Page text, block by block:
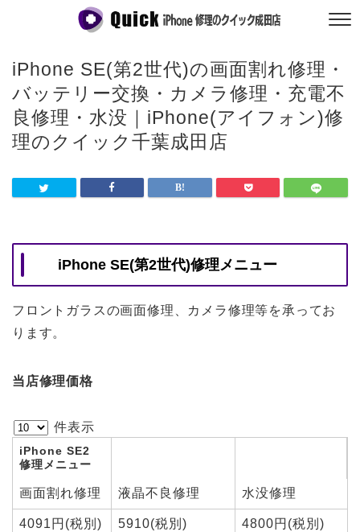
iPhone SE(第2世代)の画面割れ修理・
バッテリー交換・カメラ修理・充電不
良修理・水没｜iPhone(アイフォン)修
理のクイック千葉成田店
iPhone SE(第2世代)修理メニュー
フロントガラスの画面修理、カメラ修理等を承ってお
ります。
当店修理価格
件表示
iPhone SE2
修理メニュー
画面割れ修理 液晶不良修理 水没修理
4091円(税別)
5910(税別)
4800円(税別)